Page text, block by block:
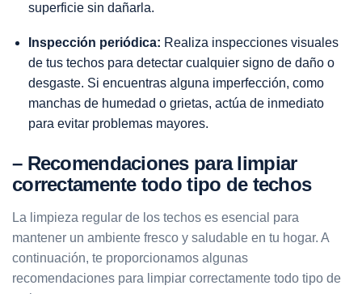
superficie sin dañarla.
Inspección periódica: Realiza inspecciones visuales
de tus techos para detectar cualquier signo de daño o
desgaste. Si encuentras alguna imperfección, como
manchas de humedad o grietas, actúa de inmediato
para evitar problemas mayores.
– Recomendaciones para limpiar
correctamente todo tipo de techos
La limpieza regular de los techos es esencial para
mantener un ambiente fresco y saludable en tu hogar. A
continuación, te proporcionamos algunas
recomendaciones para limpiar correctamente todo tipo de